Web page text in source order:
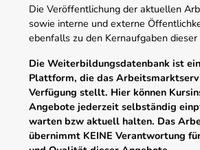
Die Veröffentlichung der aktuellen
sowie interne und externe
ebenfalls zu den Kernaufgaben
Die Weiterbildungsdatenbank ist
Plattform, die das
Verfügung stellt. Hier können
Angebote jederzeit selbständig
warten bzw aktuell halten. Das
übernimmt KEINE Verantwortung